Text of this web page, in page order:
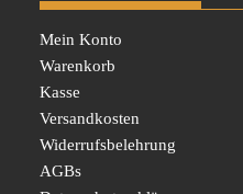
Mein Konto
Warenkorb
Kasse
Versandkosten
Widerrufsbelehrung
AGBs